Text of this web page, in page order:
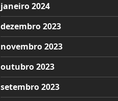
janeiro 2024
dezembro 2023
novembro 2023
outubro 2023
setembro 2023